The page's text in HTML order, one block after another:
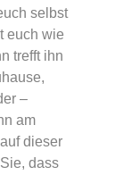
selbst
euch wie
trefft ihn
–
am
dieser
dass